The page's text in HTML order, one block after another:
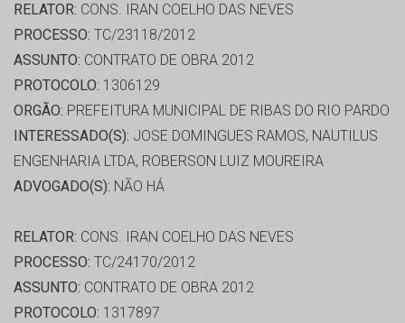
RELATOR: CONS. IRAN COELHO DAS NEVES
PROCESSO: TC/23118/2012
ASSUNTO: CONTRATO DE OBRA 2012
PROTOCOLO: 1306129
ORGÃO: PREFEITURA MUNICIPAL DE RIBAS DO RIO PARDO
INTERESSADO(S): JOSE DOMINGUES RAMOS, NAUTILUS
ENGENHARIA LTDA, ROBERSON LUIZ MOUREIRA
ADVOGADO(S): NÃO HÁ
RELATOR: CONS. IRAN COELHO DAS NEVES
PROCESSO: TC/24170/2012
ASSUNTO: CONTRATO DE OBRA 2012
PROTOCOLO: 1317897